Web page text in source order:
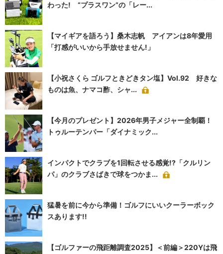
わった! “プラスワン”の「レー...
【マイギアを語ろう】桑木志帆 アイアンは8年愛用
「打感がいいから手放せません!」
【小祝さくら ゴルフときどきタン塩】Vol.92 好きな
ものは魚、ナマコ酢、シャ...
【今月のプレゼント】2026年男子メジャー全制覇！
トゥルーテンパー「ダイナミック...
インパクトでクラブを1回転させる感覚!?「クルリン
パ」のクラブさばきで球をつかま...
猛暑を前に今から準備！ゴルフにいいクーラーボック
スあります!!
【ゴルファーの飛距離調査2025】＜前編＞220Yは飛